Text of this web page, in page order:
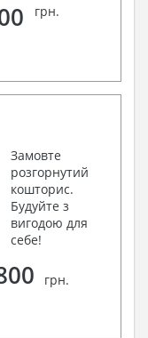
грн.
Замовте
розгорнутий
кошторис.
Будуйте з
вигодою для
себе!
грн.